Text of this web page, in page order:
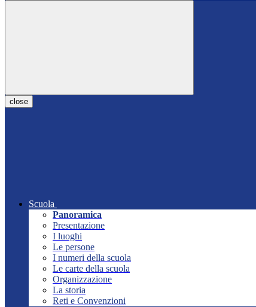
close
Scuola
Panoramica
Presentazione
I luoghi
Le persone
I numeri della scuola
Le carte della scuola
Organizzazione
La storia
Reti e Convenzioni